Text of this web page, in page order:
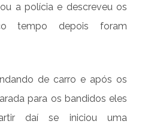
a polícia e descreveu os
tempo depois foram
de carro e após os
para os bandidos eles
daí se iniciou uma